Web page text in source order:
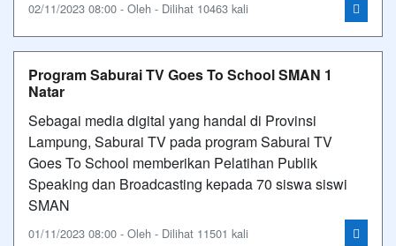
02/11/2023 08:00 - Oleh - Dilihat 10463 kali
Program Saburai TV Goes To School SMAN 1
Natar
Sebagai media digital yang handal di Provinsi
Lampung, Saburai TV pada program Saburai TV
Goes To School memberikan Pelatihan Publik
Speaking dan Broadcasting kepada 70 siswa siswi
SMAN
01/11/2023 08:00 - Oleh - Dilihat 11501 kali